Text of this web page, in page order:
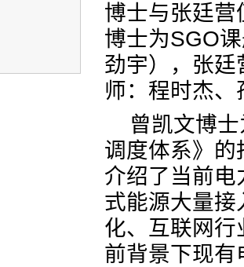
博士与张廷营
博士为SGO
劲宇），张廷
师：程时杰、
曾凯文博
调度体系》
介绍了当前
式能源大量
化、互联网
前背景下现有